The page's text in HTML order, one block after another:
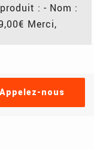
: - Nom :
Merci,
nous